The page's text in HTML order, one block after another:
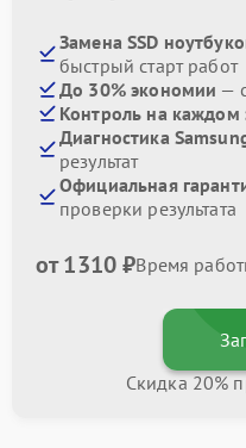
Замена SSD
быстрый старт работ
До 30% экономии —
Контроль на каждом
Диагностика
результат
Официальная
проверки результата
от 1310 ₽Время
Скидка 20%